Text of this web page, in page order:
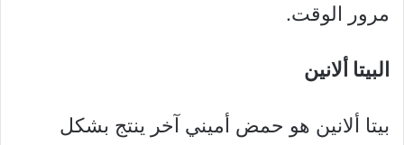
مرور الوقت.
البيتا ألانين
بيتا ألانين هو حمض أميني آخر ينتج بشكل